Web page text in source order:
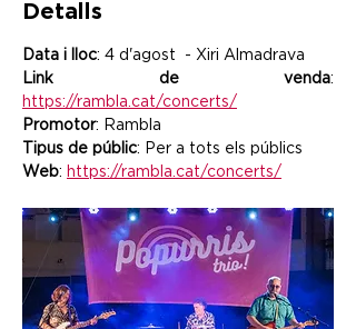
Detalls
Data i lloc: 4 d'agost  - Xiri Almadrava
Link de venda
https://rambla.cat/concerts/
Promotor: Rambla
Tipus de públic: Per a tots els públics
Web: https://rambla.cat/concerts/